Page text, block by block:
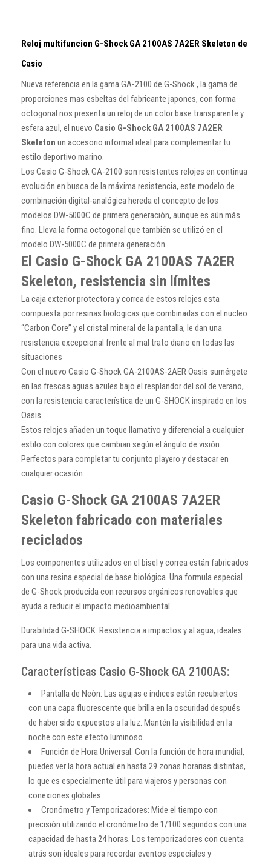
Reloj multifuncion G-Shock GA 2100AS 7A2ER Skeleton de
Casio
Nueva referencia en la gama GA-2100 de G-Shock , la gama de
proporciones mas esbeltas del fabricante japones, con forma
octogonal nos presenta un reloj de un color base transparente y
esfera azul, el nuevo Casio G-Shock GA 2100AS 7A2ER
Skeleton un accesorio informal ideal para complementar tu
estilo deportivo marino.
Los Casio G-Shock GA-2100 son resistentes relojes en continua
evolución en busca de la máxima resistencia, este modelo de
combinación digital-analógica hereda el concepto de los
modelos DW-5000C de primera generación, aunque es aún más
fino. Lleva la forma octogonal que también se utilizó en el
modelo DW-5000C de primera generación.
El Casio G-Shock GA 2100AS 7A2ER
Skeleton, resistencia sin límites
La caja exterior protectora y correa de estos relojes esta
compuesta por resinas biologicas que combinadas con el nucleo
“Carbon Core” y el cristal mineral de la pantalla, le dan una
resistencia excepcional frente al mal trato diario en todas las
situaciones
Con el nuevo Casio G-Shock GA-2100AS-2AER Oasis sumérgete
en las frescas aguas azules bajo el resplandor del sol de verano,
con la resistencia característica de un G-SHOCK inspirado en los
Oasis.
Estos relojes añaden un toque llamativo y diferencial a cualquier
estilo con colores que cambian según el ángulo de visión.
Perfectos para completar tu conjunto playero y destacar en
cualquier ocasión.
Casio G-Shock GA 2100AS 7A2ER
Skeleton fabricado con materiales
reciclados
Los componentes utilizados en el bisel y correa están fabricados
con una resina especial de base biológica. Una formula especial
de G-Shock producida con recursos orgánicos renovables que
ayuda a reducir el impacto medioambiental
Durabilidad G-SHOCK: Resistencia a impactos y al agua, ideales
para una vida activa.
Características Casio G-Shock GA 2100AS:
Pantalla de Neón: Las agujas e índices están recubiertos
con una capa fluorescente que brilla en la oscuridad después
de haber sido expuestos a la luz. Mantén la visibilidad en la
noche con este efecto luminoso.
Función de Hora Universal: Con la función de hora mundial,
puedes ver la hora actual en hasta 29 zonas horarias distintas,
lo que es especialmente útil para viajeros y personas con
conexiones globales.
Cronómetro y Temporizadores: Mide el tiempo con
precisión utilizando el cronómetro de 1/100 segundos con una
capacidad de hasta 24 horas. Los temporizadores con cuenta
atrás son ideales para recordar eventos especiales y